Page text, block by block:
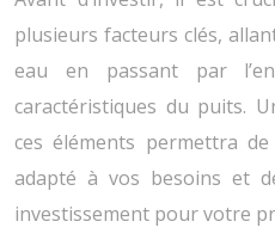
plusieurs facteurs clés,
eau en passant par
caractéristiques du puits.
ces éléments permettra
adapté à vos besoins et
investissement pour votre